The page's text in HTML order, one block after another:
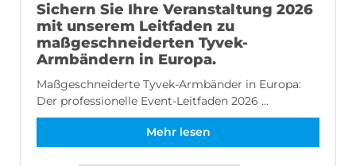
Sichern Sie Ihre Veranstaltung 2026
mit unserem Leitfaden zu
maßgeschneiderten Tyvek-
Armbändern in Europa.
Maßgeschneiderte Tyvek-Armbänder in Europa:
Der professionelle Event-Leitfaden 2026 ...
Mehr lesen